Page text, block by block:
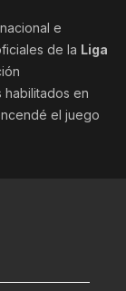
e
de la Liga
habilitados en
el juego